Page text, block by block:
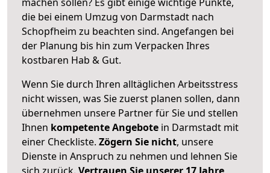
die bei einem Umzug von Darmstadt nach
Schopfheim zu beachten sind. Angefangen bei
der Planung bis hin zum Verpacken Ihres
kostbaren Hab & Gut.
Wenn Sie durch Ihren alltäglichen Arbeitsstress
nicht wissen, was Sie zuerst planen sollen, dann
übernehmen unsere Partner für Sie und stellen
Ihnen kompetente Angebote in Darmstadt mit
einer Checkliste. Zögern Sie nicht, unsere
Dienste in Anspruch zu nehmen und lehnen Sie